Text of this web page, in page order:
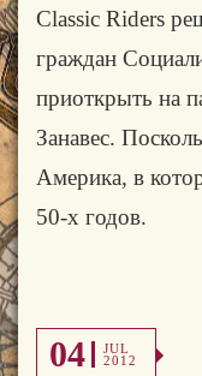
Classic Riders
граждан
приоткрыть на
Занавес.
Америка, в
50-х годов.
04
JUL
2012